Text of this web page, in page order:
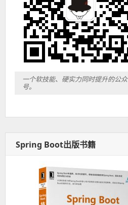
一个软技能、硬实力同时提升的公众
号。
Spring Boot出版书籍